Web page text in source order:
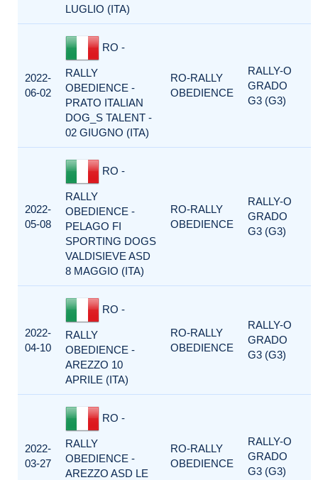
LUGLIO (ITA)
2022-
06-02
RO -
RALLY
OBEDIENCE -
PRATO ITALIAN
DOG_S TALENT -
02 GIUGNO (ITA)
RO-RALLY
OBEDIENCE
RALLY-O
GRADO
G3 (G3)
2022-
05-08
RO -
RALLY
OBEDIENCE -
PELAGO FI
SPORTING DOGS
VALDISIEVE ASD
8 MAGGIO (ITA)
RO-RALLY
OBEDIENCE
RALLY-O
GRADO
G3 (G3)
2022-
04-10
RO -
RALLY
OBEDIENCE -
AREZZO 10
APRILE (ITA)
RO-RALLY
OBEDIENCE
RALLY-O
GRADO
G3 (G3)
2022-
03-27
RO -
RALLY
OBEDIENCE -
AREZZO ASD LE
RO-RALLY
OBEDIENCE
RALLY-O
GRADO
G3 (G3)